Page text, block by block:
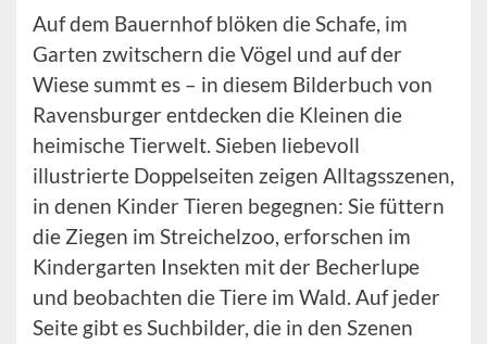
Auf dem Bauernhof blöken die Schafe, im
Garten zwitschern die Vögel und auf der
Wiese summt es – in diesem Bilderbuch von
Ravensburger entdecken die Kleinen die
heimische Tierwelt. Sieben liebevoll
illustrierte Doppelseiten zeigen Alltagsszenen,
in denen Kinder Tieren begegnen: Sie füttern
die Ziegen im Streichelzoo, erforschen im
Kindergarten Insekten mit der Becherlupe
und beobachten die Tiere im Wald. Auf jeder
Seite gibt es Suchbilder, die in den Szenen